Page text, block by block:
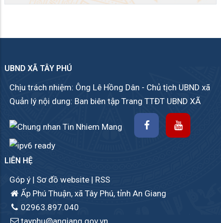
UBND XÃ TÂY PHÚ
Chịu trách nhiệm: Ông Lê Hồng Dân - Chủ tịch UBND xã
Quản lý nội dung: Ban biên tập Trang TTĐT UBND XÃ
LIÊN HỆ
Góp ý | Sơ đồ website | RSS
Ấp Phú Thuận, xã Tây Phú, tỉnh An Giang
02963.897.040
tayphu@angiang.gov.vn